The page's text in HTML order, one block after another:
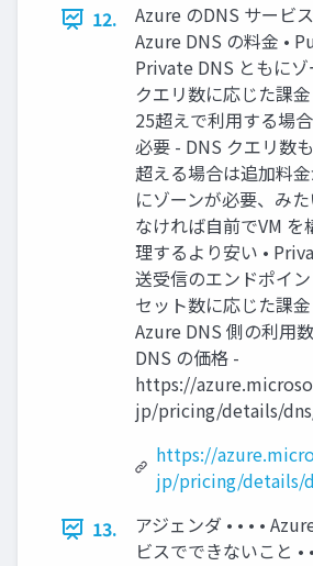
12.
Azure のDNS サービ
Azure DNS の料金 •
Private DNS ともに
クエリ数に応じた課
25超えで利用する場
必要 - DNS クエリ数
超える場合は追加料
にゾーンが必要、み
なければ自前でVM を
理するより安い •
送受信のエンドポイ
セット数に応じた課
Azure DNS 側の利用
DNS の価格 -
https://
jp/pricing/details/
https://
jp/pricing/details/
13.
アジェンダ • • • •
ビスでできないこと •